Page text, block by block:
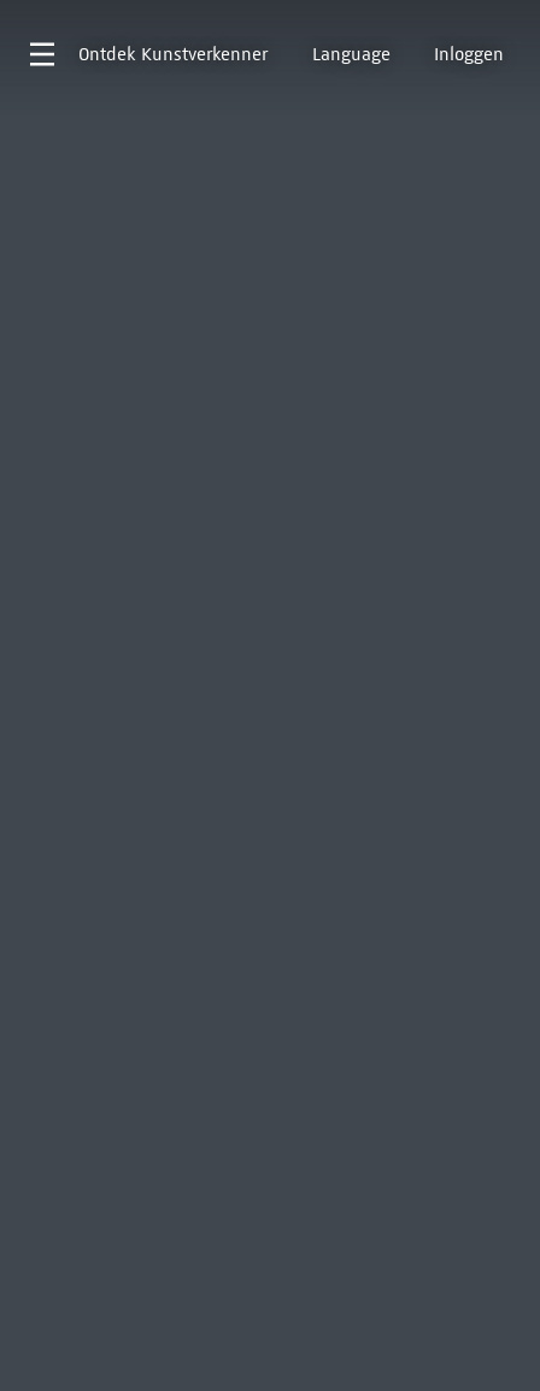
Ontdek Kunstverkenner Language Inloggen